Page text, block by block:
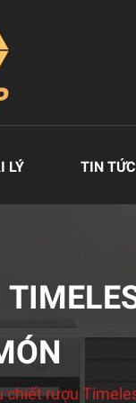
LÝ TIN TỨC
chiết rượu